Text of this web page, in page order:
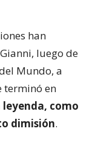
han
luego de
Mundo, a
terminó en
leyenda, como
dimisión.